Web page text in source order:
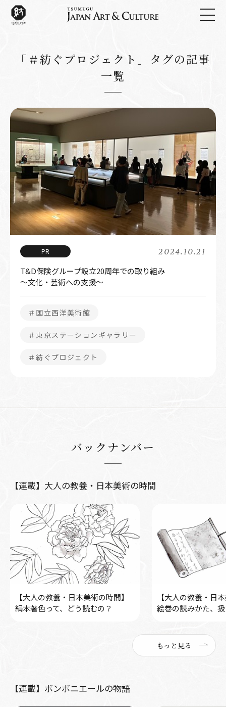
「＃紡ぐプロジェクト」タグの記事
一覧
2024.10.21
T&D保険グループ設立20周年での取り組み
～文化・芸術への支援～
＃国立西洋美術館
＃東京ステーションギャラリー
＃紡ぐプロジェクト
バックナンバー
【連載】大人の教養・日本美術の時間
【大人の教養・日本美術の時間】
絹本著色って、どう読むの？
【大人の教養・日
絵巻の読みかた、
もっと見る
【連載】ボンボニエールの物語